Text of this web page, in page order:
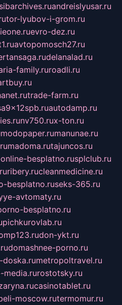
sibarchives.ruandreislyusar.ru
tor-lyubov-i-grom.ru
evro-dez.ru
avtopomosch27.ru
delanalad.ru
family.ruroadli.ru
trade-farm.ru
autodamp.ru
nv750.rux-ton.ru
modopaper.rumanunae.ru
madoma.rutajuncos.ru
besplatno.rusplclub.ru
ribery.rucleanmedicine.ru
besplatno.ruseks-365.ru
avtomaty.ru
besplatno.ru
pichkurovlab.ru
don-ykt.ru
domashnee-porno.ru
doska.rumetropoltravel.ru
media.rurostotsky.ru
casinotablet.ru
moscow.rutermomur.ru